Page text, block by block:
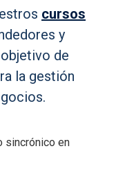
cursos
y
de
la gestión
sincrónico en